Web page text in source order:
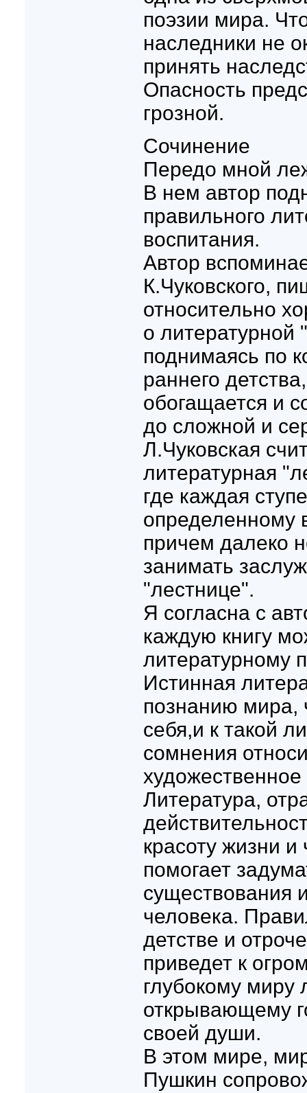
поэзии мира.
наследники не
принять
Опасность
грозной.
Сочинение
Передо мной
В нем автор
правильного
воспитания.
Автор
К.Чуковского,
относительно
о литературной
поднимаясь по
раннего
обогащается и
до сложной и
Л.Чуковская
литературная
где каждая
определенному
причем далеко
занимать
"лестнице".
Я согласна с
каждую книгу
литературному
Истинная
познанию мира,
себя,и к такой
сомнения
Литература,
красоту жизни и
помогает
существования
человека.
детстве и
приведет к
глубокому миру
открывающему
своей души.
В этом мире,
Пушкин